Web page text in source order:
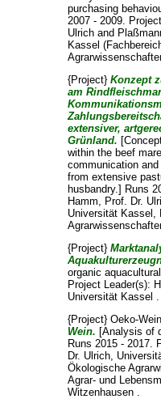
purchasing
2007 - 2009.
Ulrichand
Kassel
{Project} Konzept
am
extensiver,
Grünland.
within the beef
communication
from extensive
husbandry.] Runs
Hamm, Prof. Dr.
Universität Kassel,
{Project}
organic
Project Leader(s):
Universität Kassel .
{Project} Oeko-
Wein. [Analysis of
Runs 2015 - 2017.
Dr. Ulrich,
Ökologische
Agrar- und
Witzenhausen .